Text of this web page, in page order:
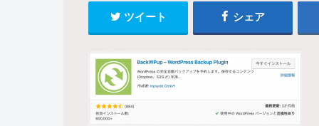
ツイート シェア